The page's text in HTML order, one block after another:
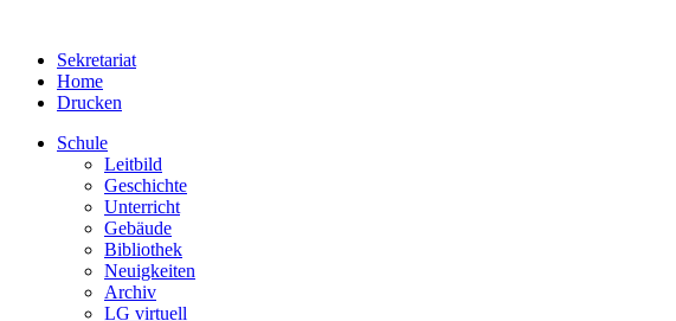
Sekretariat
Home
Drucken
Schule
Leitbild
Geschichte
Unterricht
Gebäude
Bibliothek
Neuigkeiten
Archiv
LG virtuell